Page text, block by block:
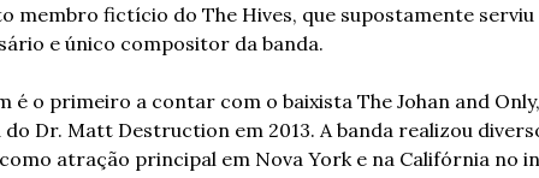
membro fictício do The Hives, que supostamente
e único compositor da banda.
é o primeiro a contar com o baixista The Johan and
do Dr. Matt Destruction em 2013. A banda realizou
atração principal em Nova York e na Califórnia no